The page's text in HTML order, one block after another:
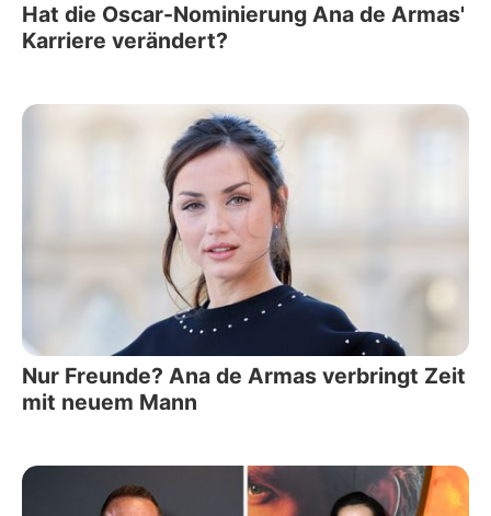
Hat die Oscar-Nominierung Ana de Armas'
Karriere verändert?
Nur Freunde? Ana de Armas verbringt Zeit
mit neuem Mann